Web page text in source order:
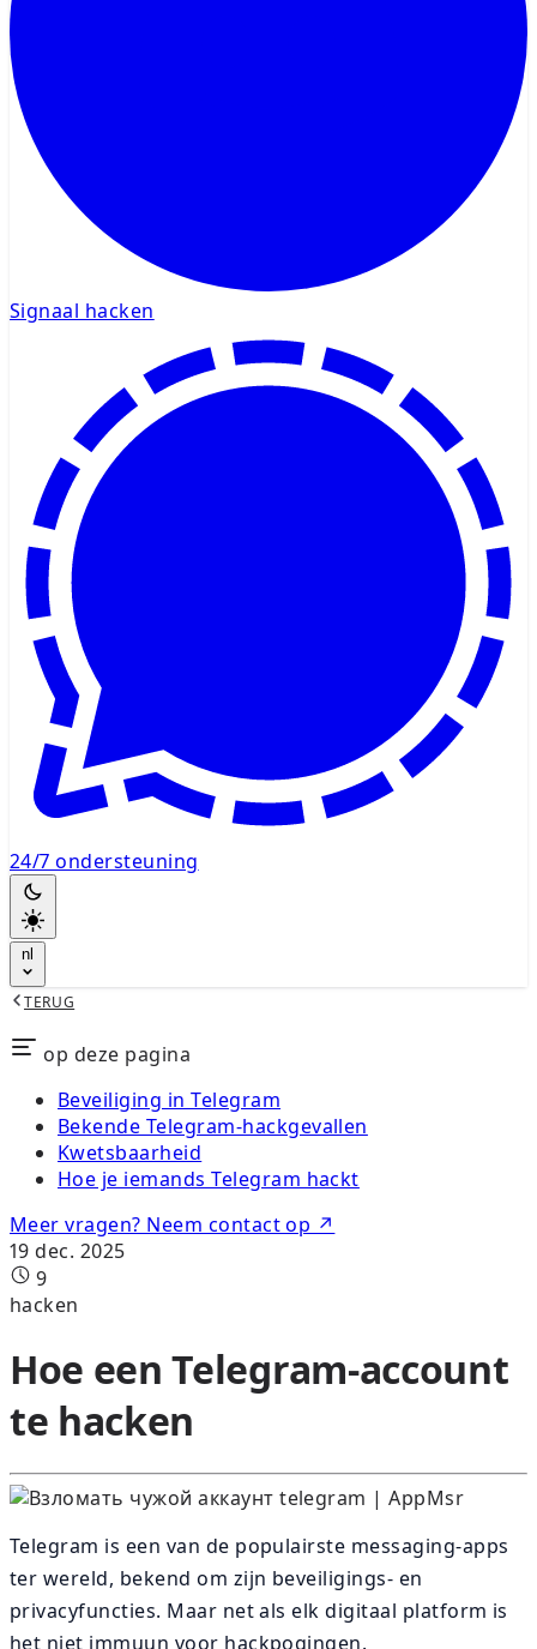
Signaal hacken
24/7 ondersteuning
nl
TERUG
op deze pagina
Beveiliging in Telegram
Bekende Telegram-hackgevallen
Kwetsbaarheid
Hoe je iemands Telegram hackt
Meer vragen? Neem contact op ↗
19 dec. 2025
9
hacken
Hoe een Telegram-account
te hacken
Telegram is een van de populairste messaging-apps
ter wereld, bekend om zijn beveiligings- en
privacyfuncties. Maar net als elk digitaal platform is
het niet immuun voor hackpogingen.